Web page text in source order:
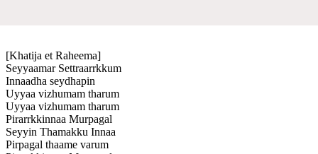
[Khatija et Raheema]
Seyyaamar Settraarrkkum
Innaadha seydhapin
Uyyaa vizhumam tharum
Uyyaa vizhumam tharum
Pirarrkkinnaa Murpagal
Seyyin Thamakku Innaa
Pirpagal thaame varum